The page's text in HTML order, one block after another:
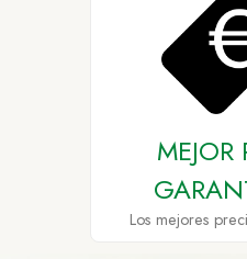
MEJOR
Los mejores